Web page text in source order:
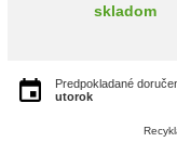
skladom
Predpokladané
utorok